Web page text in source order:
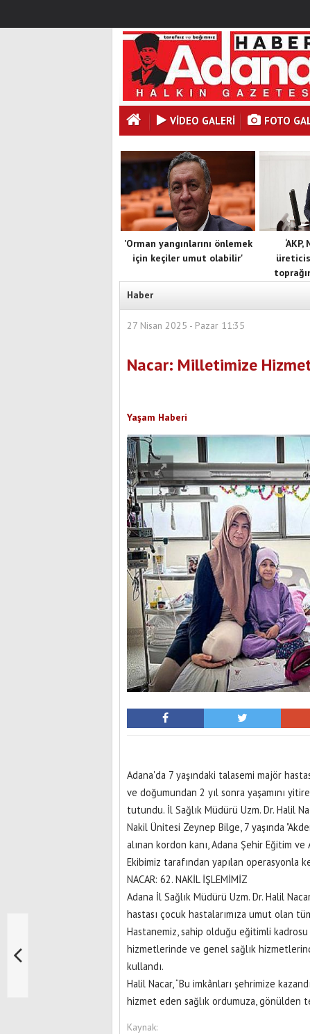
VİDEO GALERİ FOTO
'Orman yangınlarını önlemek
için keçiler umut olabilir'
Haber
27 Nisan 2025 - Pazar 11:35
Nacar: Milletimize
Yaşam Haberi
Adana'da 7 yaşındaki talasemi majör
ve doğumundan 2 yıl sonra yaşamını
tutundu. İl Sağlık Müdürü Uzm. Dr. Halil
Nakil Ünitesi Zeynep Bilge, 7 yaşında
alınan kordon kanı, Adana Şehir Eğitim
Ekibimiz tarafından yapılan operasyonla
NACAR: 62. NAKİL İŞLEMİMİZ
Adana İl Sağlık Müdürü Uzm. Dr. Halil
hastası çocuk hastalarımıza umut olan
Hastanemiz, sahip olduğu eğitimli
hizmetlerinde ve genel sağlık
kullandı.
Halil Nacar, “Bu imkânları şehrimize
hizmet eden sağlık ordumuza, gönülden
Kaynak: